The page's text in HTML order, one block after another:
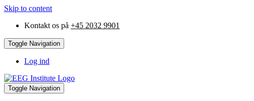
Skip to content
Kontakt os på +45 2032 9901
Toggle Navigation
Log ind
Toggle Navigation